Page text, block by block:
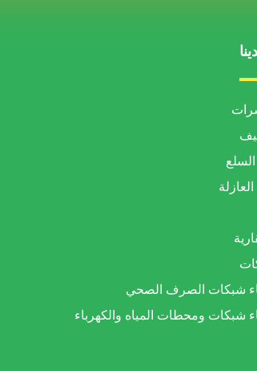
شبكات الصرف الصحي
شبكات ومحطات المياه والكهرباء